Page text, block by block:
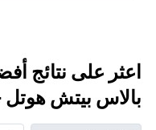
اعثر على نتائج
بالاس بيتش هوتل -